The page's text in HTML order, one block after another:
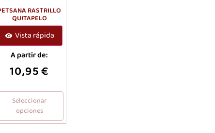
RASTRILLO
QUITAPELO
Vista rápida
A partir de:
10,95€
Seleccionar
opciones